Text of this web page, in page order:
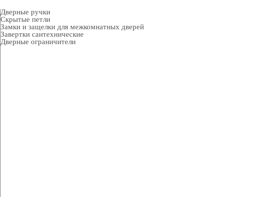
Дверные ручки
Скрытые петли
Замки и защелки для межкомнатных дверей
Завертки сантехнические
Дверные ограничители